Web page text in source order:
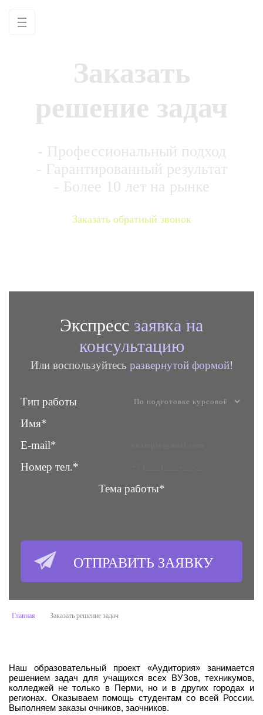
Заказать
решение задач
- Профессиональный подход
- Гарантированный результат
- Более 10 лет на рынке
Заказать обратный звонок
Экспресс заявка на
консультацию
Или воспользуйтесь развернутой формой!
Тип работы
Имя*
E-mail*
Номер тел.*
Тема работы*
поле
Главная Заказать решение задач
Наш образовательный проект «Аудитория» занимается
решением задач для учащихся всех ВУЗов, техникумов,
колледжей не только в Перми, но и в других городах и
регионах. Оказываем помощь студентам со всей России.
Выполняем заказы очников, заочников.